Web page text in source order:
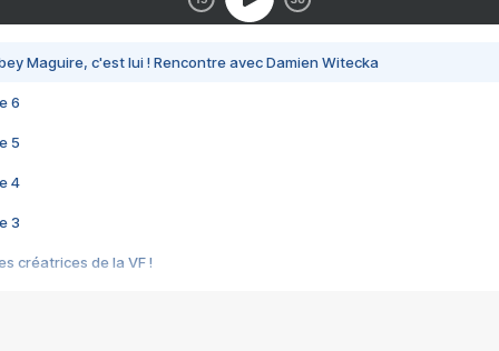
Maguire, c'est lui ! Rencontre avec Damien Witecka
6
5
4
3
créatrices de la VF !